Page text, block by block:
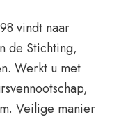
vindt naar
de Stichting,
Werkt u met
Veilige manier